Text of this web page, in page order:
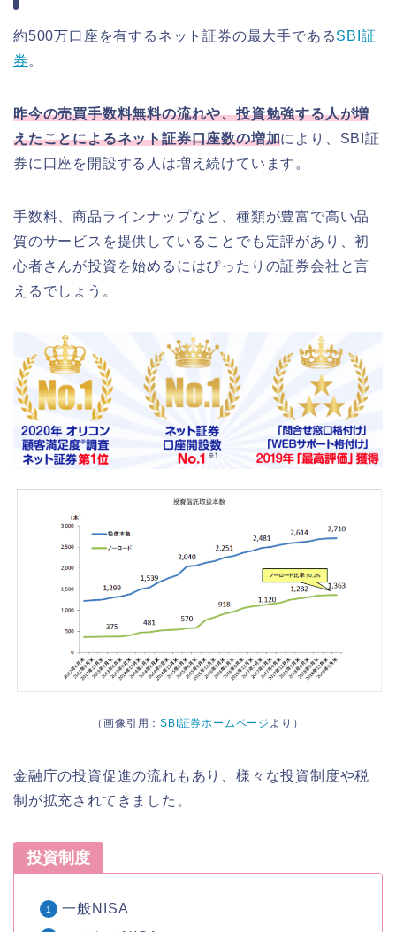
約500万口座を有するネット証券の最大手であるSBI証
券 。
昨今の売買手数料無料の流れや、投資勉強する人が増
えたことによるネット証券口座数の増加により、SBI証
券に口座を開設する人は増え続けています。
手数料、商品ラインナップなど、種類が豊富で高い品
質のサービスを提供していることでも定評があり、初
心者さんが投資を始めるにはぴったりの証券会社と言
えるでしょう。
（画像引用：SBI証券ホームページ より）
金融庁の投資促進の流れもあり、様々な投資制度や税
制が拡充されてきました。
投資制度
一般NISA